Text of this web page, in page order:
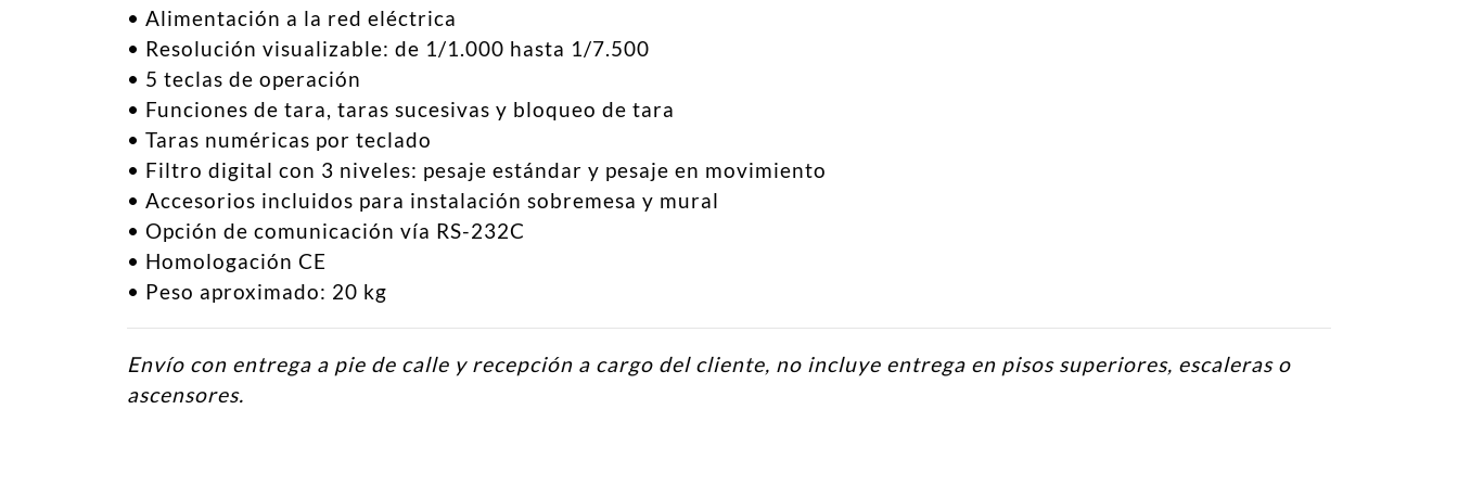
• Alimentación a la red eléctrica
• Resolución visualizable: de 1/1.000 hasta 1/7.500
• 5 teclas de operación
• Funciones de tara, taras sucesivas y bloqueo de tara
• Taras numéricas por teclado
• Filtro digital con 3 niveles: pesaje estándar y pesaje en movimiento
• Accesorios incluidos para instalación sobremesa y mural
• Opción de comunicación vía RS-232C
• Homologación CE
• Peso aproximado: 20 kg
Envío con entrega a pie de calle y recepción a cargo del cliente, no incluye entrega en pisos superiores, escaleras o
ascensores.